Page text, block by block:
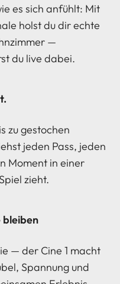
es sich anfühlt: Mit
holst du dir echte
—
du live dabei.
zu gestochen
jeden Pass, jeden
Moment in einer
zieht.
bleiben
— der Cine 1 macht
Spannung und